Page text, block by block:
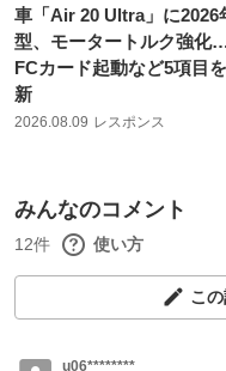
車「Air 20 Ultra」に2026
型、モータートルク強化
FCカード起動など5項目
新
2026.08.09 レスポンス
みんなのコメント
12件 使い方
こ
u06********